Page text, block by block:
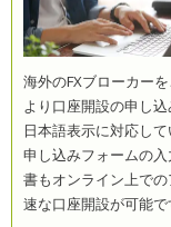
海外のFXブローカー
より口座開設の申し
日本語表示に対応し
申し込みフォームの
書もオンライン上で
速な口座開設が可能で